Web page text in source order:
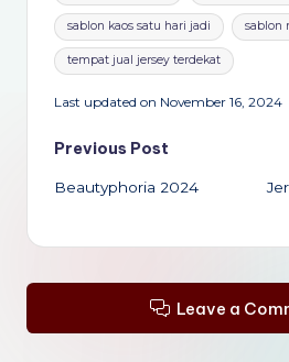
sablon kaos satu hari jadi sablon
tempat jual jersey terdekat
Last updated on November 16, 2024
Post
navigation
Previous Post
Beautyphoria 2024
Leave a